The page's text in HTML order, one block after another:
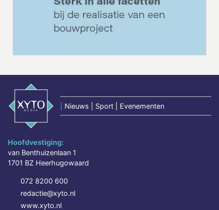
Nieuws | Sport | Evenementen
Hoofdvestiging:
van Benthuizenlaan 1
1701 BZ Heerhugowaard
072 8200 600
redactie@xyto.nl
www.xyto.nl